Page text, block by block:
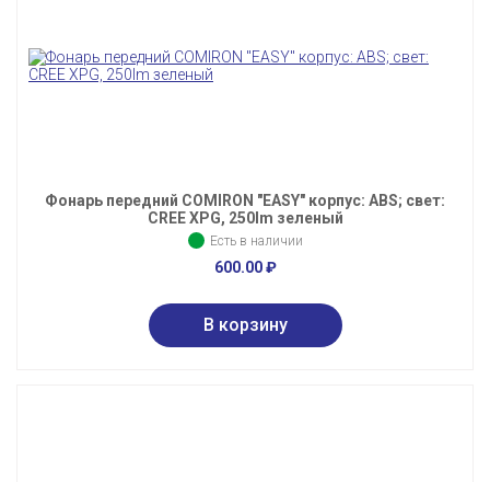
Фонарь передний COMIRON "EASY" корпус: ABS; свет:
CREE XPG, 250lm зеленый
Есть в наличии
600.00₽